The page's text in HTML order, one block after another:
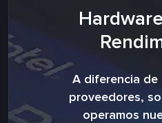
A diferencia de
proveedores,
operamos